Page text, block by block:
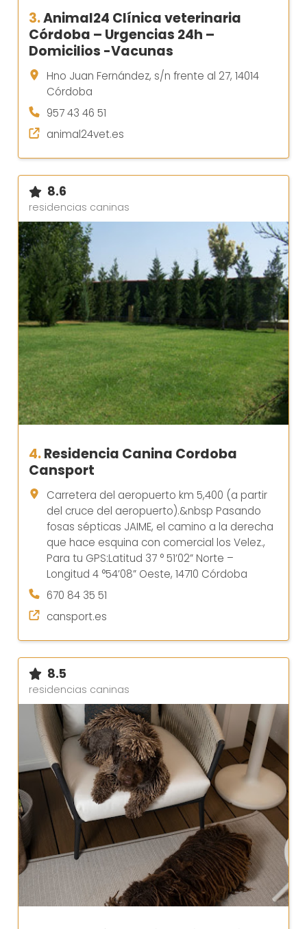
3.Animal24 Clínica veterinaria
Córdoba – Urgencias 24h –
Domicilios -Vacunas
Hno Juan Fernández, s/n frente al 27, 14014
Córdoba
957 43 46 51
animal24vet.es
8.6
residencias caninas
4.Residencia Canina Cordoba
Cansport
Carretera del aeropuerto km 5,400 (a partir
del cruce del aeropuerto).&nbsp Pasando
fosas sépticas JAIME, el camino a la derecha
que hace esquina con comercial los Velez.,
Para tu GPS:Latitud 37 ° 51’02” Norte –
Longitud 4 °54’08” Oeste, 14710 Córdoba
670 84 35 51
cansport.es
8.5
residencias caninas